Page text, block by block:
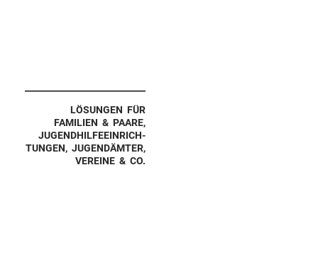
LÖSUNGEN FÜR
FAMILIEN & PAARE,
JUGEND­HIL­FE­EIN­RICH­
TUNGEN, JUGEND­ÄMTER,
VEREINE & CO.